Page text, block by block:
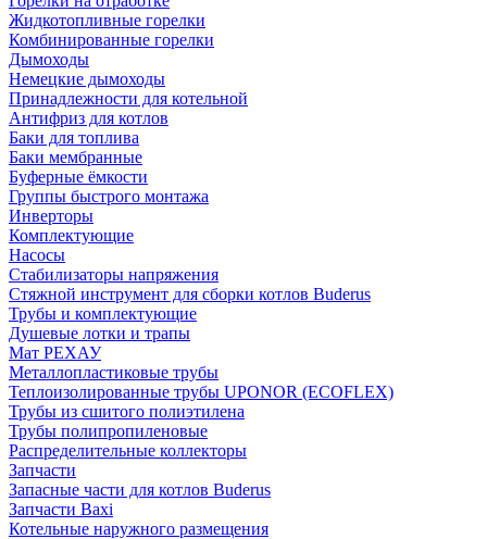
Жидкотопливные горелки
Комбинированные горелки
Дымоходы
Немецкие дымоходы
Принадлежности для котельной
Антифриз для котлов
Баки для топлива
Баки мембранные
Буферные ёмкости
Группы быстрого монтажа
Инверторы
Комплектующие
Насосы
Стабилизаторы напряжения
Стяжной инструмент для сборки котлов Buderus
Трубы и комплектующие
Душевые лотки и трапы
Мат РЕХАУ
Металлопластиковые трубы
Теплоизолированные трубы UPONOR (ECOFLEX)
Трубы из сшитого полиэтилена
Трубы полипропиленовые
Распределительные коллекторы
Запчасти
Запасные части для котлов Buderus
Запчасти Baxi
Котельные наружного размещения